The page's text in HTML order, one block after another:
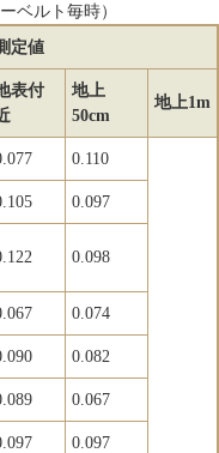
ベルト毎時）
定値
表付
地上
50cm
地上1m
0.110
0.097
0.098
0.074
0.082
0.067
0.097